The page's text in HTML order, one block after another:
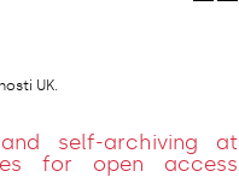
UK.
self-archiving at
for open access